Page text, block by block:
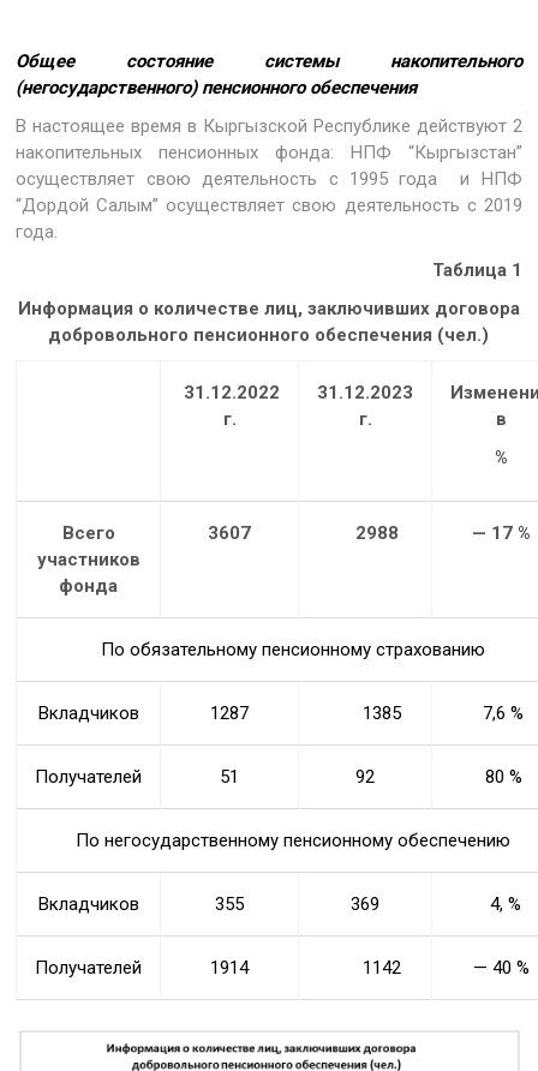
Общее состояние системы накопительного
(негосударственного) пенсионного обеспечения
В настоящее время в Кыргызской Республике действуют 2
накопительных пенсионных фонда: НПФ “Кыргызстан”
осуществляет свою деятельность с 1995 года и НПФ
“Дордой Салым” осуществляет свою деятельность с 2019
года.
Таблица 1
Информация о количестве лиц, заключивших договора
добровольного пенсионного обеспечения (чел.)
31.12.2022
г.
31.12.2023
г.
в
%
Всего
участников
фонда
3607 2988 — 17 %
По обязательному пенсионному страхованию
Вкладчиков 1287 1385 7,6 %
Получателей 51 92 80 %
По негосударственному пенсионному обеспечению
Вкладчиков 355 369 4, %
Получателей 1914 1142 — 40 %